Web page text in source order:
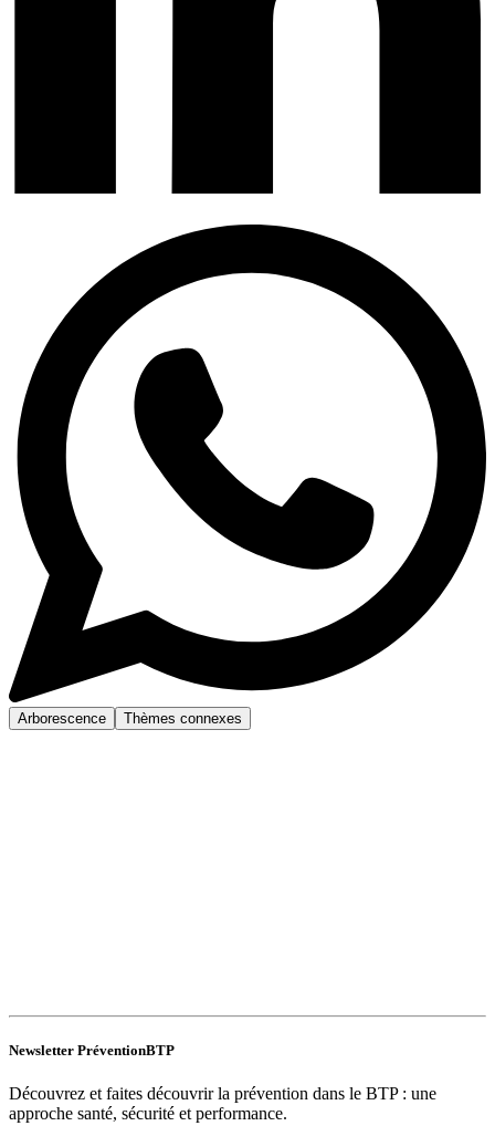
Arborescence Thèmes connexes
Newsletter PréventionBTP
Découvrez et faites découvrir la prévention dans le BTP : une
approche santé, sécurité et performance.